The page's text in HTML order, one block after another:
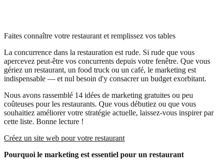
Faites connaître votre restaurant et remplissez vos tables
La concurrence dans la restauration est rude. Si rude que vous
apercevez peut-être vos concurrents depuis votre fenêtre. Que vous
gériez un restaurant, un food truck ou un café, le marketing est
indispensable — et nul besoin d'y consacrer un budget exorbitant.
Nous avons rassemblé 14 idées de marketing gratuites ou peu
coûteuses pour les restaurants. Que vous débutiez ou que vous
souhaitiez améliorer votre stratégie actuelle, laissez-vous inspirer par
cette liste. Bonne lecture !
Créez un site web pour votre restaurant
Pourquoi le marketing est essentiel pour un restaurant